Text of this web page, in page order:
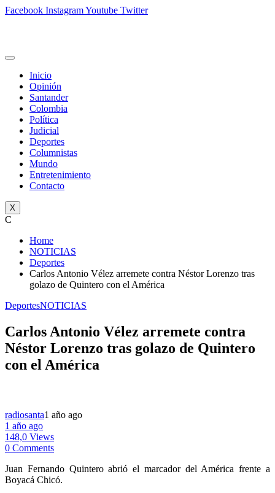
Facebook InstagramYoutube Twitter
Inicio
Opinión
Santander
Colombia
Política
Judicial
Deportes
Columnistas
Mundo
Entretenimiento
Contacto
X
C
Home
NOTICIAS
Deportes
Carlos Antonio Vélez arremete contra Néstor Lorenzo tras
golazo de Quintero con el América
DeportesNOTICIAS
Carlos Antonio Vélez arremete contra
Néstor Lorenzo tras golazo de Quintero
con el América
radiosanta1 año ago
1 año ago
148,0 Views
0 Comments
Juan Fernando Quintero abrió el marcador del América frente a
Boyacá Chicó.